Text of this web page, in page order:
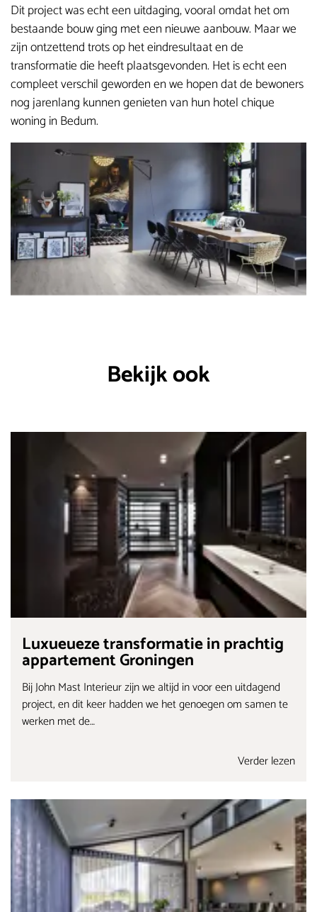
Dit project was echt een uitdaging, vooral omdat het om
bestaande bouw ging met een nieuwe aanbouw. Maar we
zijn ontzettend trots op het eindresultaat en de
transformatie die heeft plaatsgevonden. Het is echt een
compleet verschil geworden en we hopen dat de bewoners
nog jarenlang kunnen genieten van hun hotel chique
woning in Bedum.
Bekijk ook
Luxueueze transformatie in prachtig
appartement Groningen
Bij John Mast Interieur zijn we altijd in voor een uitdagend
project, en dit keer hadden we het genoegen om samen te
werken met de…
Verder lezen